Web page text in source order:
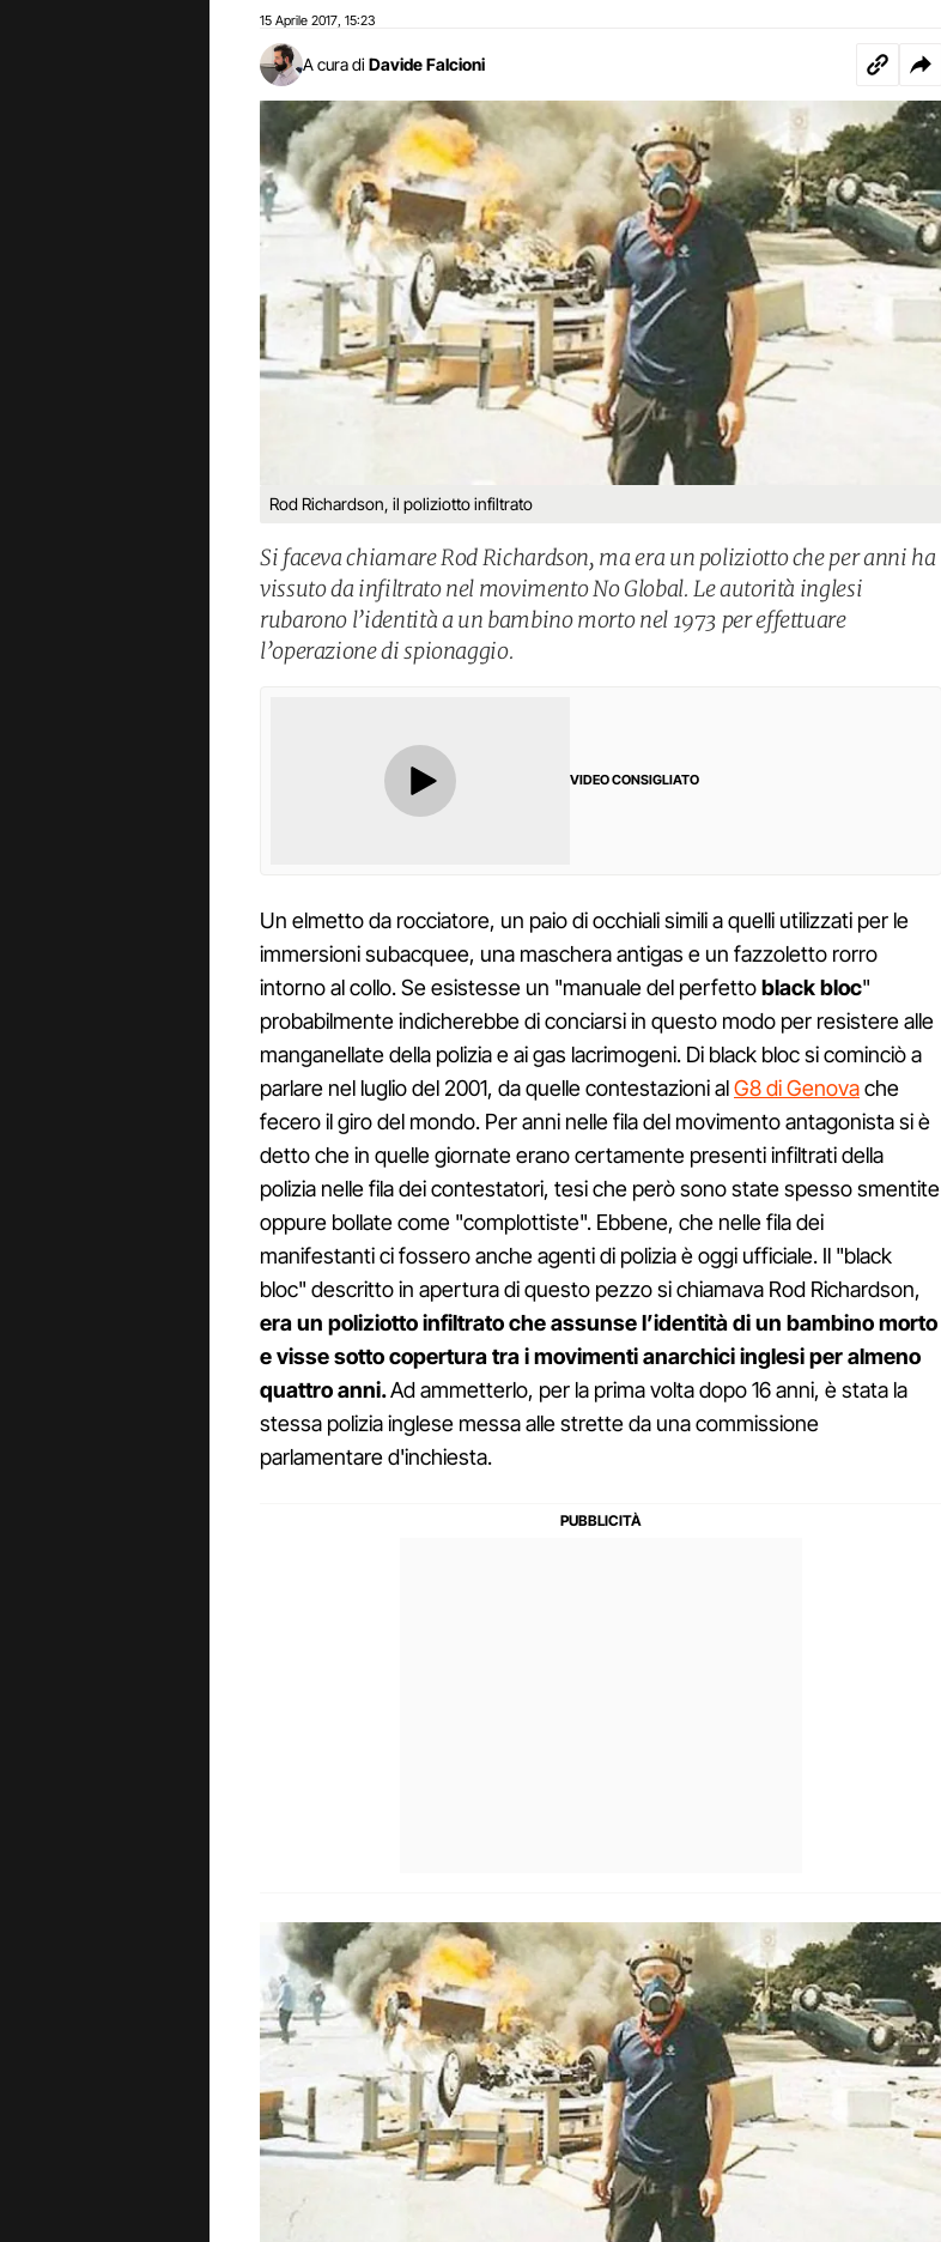
15 Aprile 2017 15:23
A cura di Davide Falcioni
Rod Richardson, il poliziotto infiltrato
Si faceva chiamare Rod Richardson, ma era un poliziotto che per anni ha
vissuto da infiltrato nel movimento No Global. Le autorità inglesi
rubarono l’identità a un bambino morto nel 1973 per effettuare
l’operazione di spionaggio.
VIDEO CONSIGLIATO
Un elmetto da rocciatore, un paio di occhiali simili a quelli utilizzati per le
immersioni subacquee, una maschera antigas e un fazzoletto rorro
intorno al collo. Se esistesse un "manuale del perfettoblack bloc"
probabilmente indicherebbe di conciarsi in questo modo per resistere alle
manganellate della polizia e ai gas lacrimogeni. Di black bloc si cominciò a
parlare nel luglio del 2001, da quelle contestazioni alG8 di Genovache
fecero il giro del mondo. Per anni nelle fila del movimento antagonista si è
detto che in quelle giornate erano certamente presenti infiltrati della
polizia nelle fila dei contestatori, tesi che però sono state spesso smentite
oppure bollate come "complottiste". Ebbene, che nelle fila dei
manifestanti ci fossero anche agenti di polizia è oggi ufficiale. Il "black
bloc" descritto in apertura di questo pezzo si chiamava Rod Richardson,
era un poliziotto infiltrato che assunse l’identità di un bambino morto
e visse sotto copertura tra i movimenti anarchici inglesi per almeno
quattro anni.Ad ammetterlo, per la prima volta dopo 16 anni, è stata la
stessa polizia inglese messa alle strette da una commissione
parlamentare d'inchiesta.